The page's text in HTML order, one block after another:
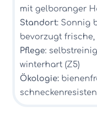
mit gelboranger
Standort: Sonnig
bevorzugt
Pflege:
winterhart (Z5)
Ökologie: